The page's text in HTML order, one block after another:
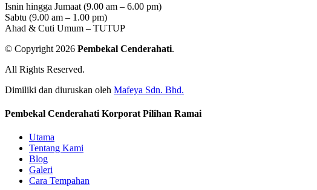
Isnin hingga Jumaat (9.00 am – 6.00 pm)
Sabtu (9.00 am – 1.00 pm)
Ahad & Cuti Umum – TUTUP
© Copyright 2026 Pembekal Cenderahati.
All Rights Reserved.
Dimiliki dan diuruskan oleh Mafeya Sdn. Bhd.
Pembekal Cenderahati Korporat Pilihan Ramai
Utama
Tentang Kami
Blog
Galeri
Cara Tempahan